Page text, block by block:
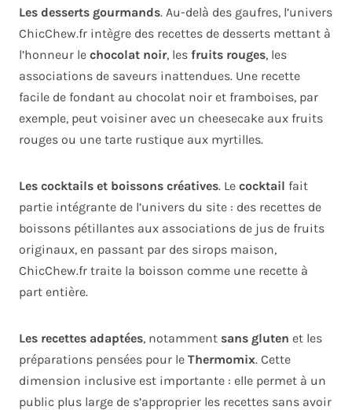
Les desserts gourmands. Au-delà des gaufres, l’univers
ChicChew.fr intègre des recettes de desserts mettant à
l’honneur le chocolat noir, les fruits rouges, les
associations de saveurs inattendues. Une recette
facile de fondant au chocolat noir et framboises, par
exemple, peut voisiner avec un cheesecake aux fruits
rouges ou une tarte rustique aux myrtilles.
Les cocktails et boissons créatives. Le cocktail fait
partie intégrante de l’univers du site : des recettes de
boissons pétillantes aux associations de jus de fruits
originaux, en passant par des sirops maison,
ChicChew.fr traite la boisson comme une recette à
part entière.
Les recettes adaptées, notamment sans gluten et les
préparations pensées pour le Thermomix. Cette
dimension inclusive est importante : elle permet à un
public plus large de s’approprier les recettes sans avoir